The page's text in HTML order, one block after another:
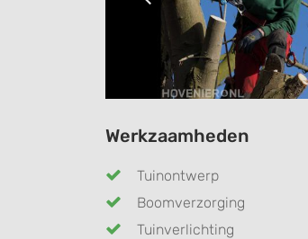
Werkzaamheden
Tuinontwerp
Boomverzorging
Tuinverlichting